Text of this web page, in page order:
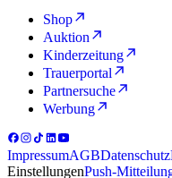
Shop
Auktion
Kinderzeitung
Trauerportal
Partnersuche
Werbung
ImpressumAGBDatenschutz
EinstellungenPush-